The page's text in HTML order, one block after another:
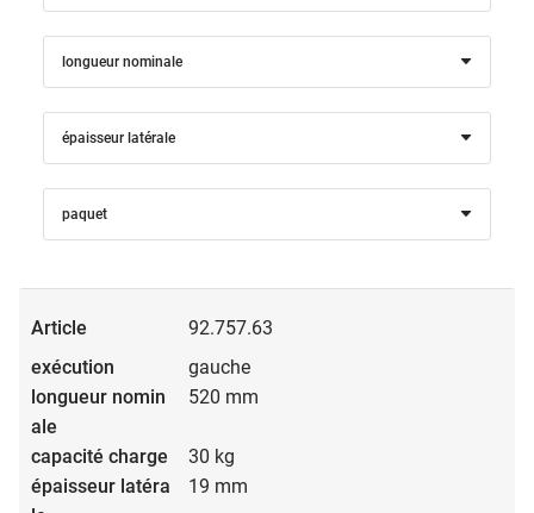
longueur nominale
épaisseur latérale
paquet
92.757.63
gauche
520 mm
30 kg
19 mm